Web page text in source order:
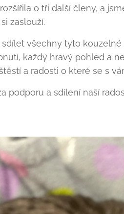
o tři další členy, a
zaslouží.
všechny tyto
každý hravý pohled a
a radosti o které se s
podporu a sdílení naší